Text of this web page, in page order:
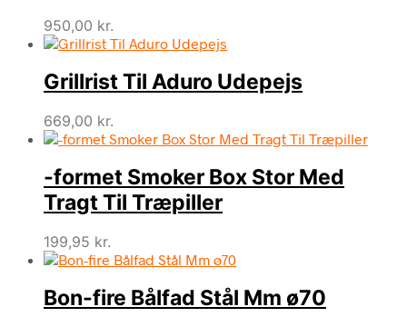
950,00 kr.
Grillrist Til Aduro Udepejs
669,00 kr.
-formet Smoker Box Stor Med
Tragt Til Træpiller
199,95 kr.
Bon-fire Bålfad Stål Mm ø70